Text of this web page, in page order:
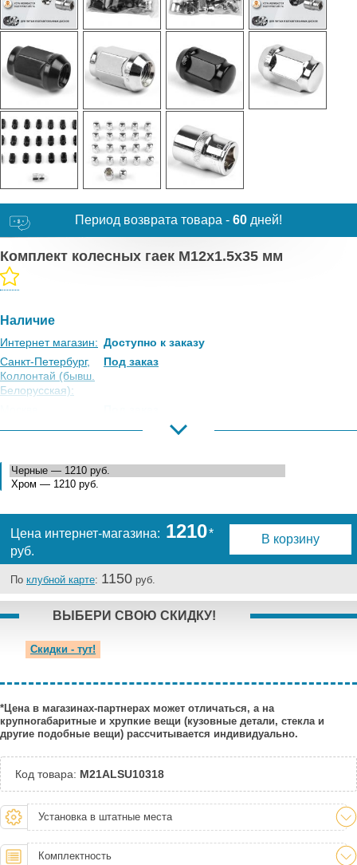
Период возврата товара - 60 дней!
Комплект колесных гаек M12x1.5x35 мм
Наличие
Интернет магазин: Доступно к заказу
Санкт-Петербург,
Коллонтай (бывш.
Белорусская):
Под заказ
Порт:
Великий Новгород:
Нальчик:
Под заказ
Самара:
Тверь:
Под заказ
Тюмень:
Под заказ
Цена интернет-магазина: 1210*
руб.
В корзину
По клубной карте: 1150 руб.
ВЫБЕРИ СВОЮ СКИДКУ!
Скидки - тут!
*Цена в магазинах-партнерах может отличаться, а на
крупногабаритные и хрупкие вещи (кузовные детали, стекла и
другие подобные вещи) рассчитывается индивидуально.
Код товара: M21ALSU10318
Установка в штатные места
Комплектность